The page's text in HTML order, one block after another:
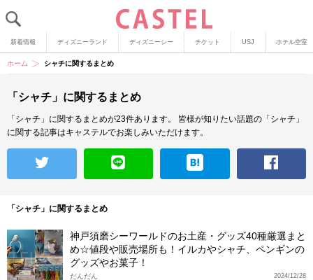
新着情報 ディズニーランド ディズニーシー チケット USJ ホテル空室
ホーム シャチに関するまとめ
「シャチ」に関するまとめ
「シャチ」に関するまとめが23件あります。
皆様が知りたい話題の「シャチ」
に関する記事はキャステルでお楽しみいただけます。
「シャチ」に関するまとめ
神戸須磨シーワールドのお土産・グッズ40種厳選まと
め☆値段や販売場所も！イルカやシャチ、ペンギンの
グッズやお菓子！
2024/12/28
だんだん